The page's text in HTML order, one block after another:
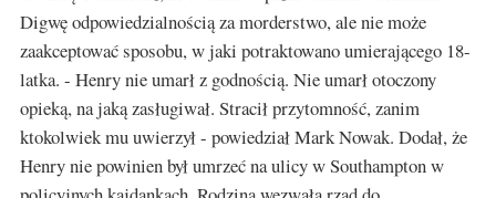
Digwę odpowiedzialnością za morderstwo, ale nie może
zaakceptować sposobu, w jaki potraktowano umierającego 18-
latka. - Henry nie umarł z godnością. Nie umarł otoczony
opieką, na jaką zasługiwał. Stracił przytomność, zanim
ktokolwiek mu uwierzył - powiedział Mark Nowak. Dodał, że
Henry nie powinien był umrzeć na ulicy w Southampton w